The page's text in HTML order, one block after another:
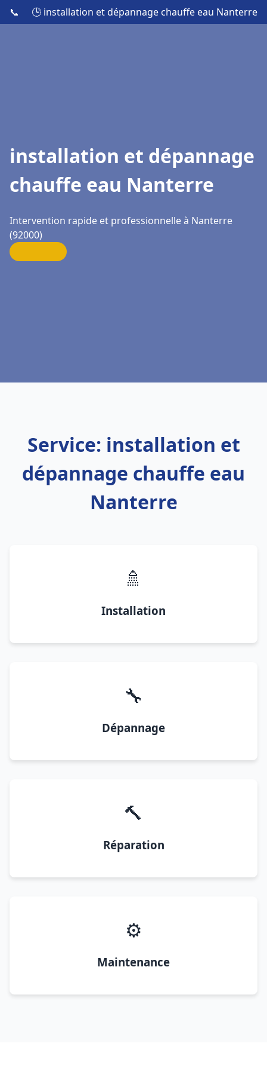
📞 🕒 installation et dépannage chauffe eau Nanterre
installation et dépannage
chauffe eau Nanterre
Intervention rapide et professionnelle à Nanterre
(92000)
Service: installation et
dépannage chauffe eau
Nanterre
🚿
Installation
🔧
Dépannage
🔨
Réparation
⚙️
Maintenance